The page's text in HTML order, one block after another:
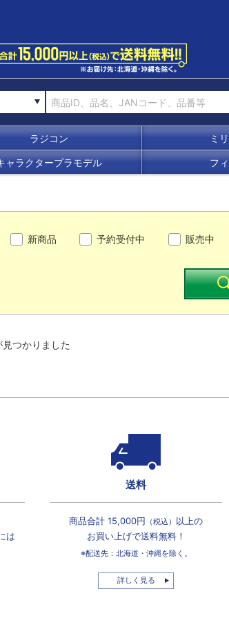
ラジコン ミ
ャラクタープラモデル フ
新商品 予約受付中 販売中
つかりました
は
送料
商品合計 15,000円 （税込） 以上の
お買い上げで送料無料！
※配送先：北海道・沖縄を除く。
詳しく見る